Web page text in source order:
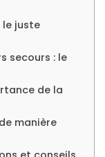
juste
secours : le
de la
manière